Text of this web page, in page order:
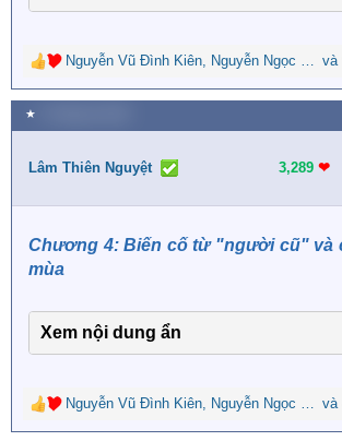
R
e
a
c
i
n
:
Nguyễn Vũ Đình Kiên, Nguyễn Ngọc Nguyên và
★
Lâm Thiên Nguyệt 3,289 ❤︎
Chương 4: Biến cố từ "người cũ" và
mùa
Xem nội dung ẩn
R
e
Nguyễn Vũ Đình Kiên, Nguyễn Ngọc Nguyên và